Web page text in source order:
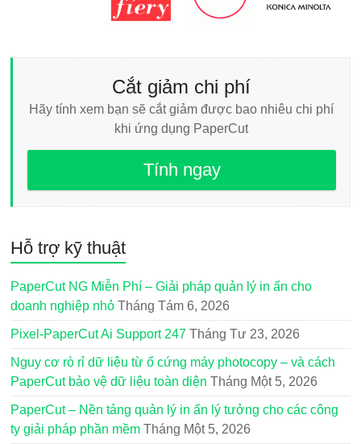
Cắt giảm chi phí
Hãy tính xem bạn sẽ cắt giảm được bao nhiêu chi phí
khi ứng dụng PaperCut
Tính ngay
Hỗ trợ kỹ thuật
PaperCut NG Miễn Phí – Giải pháp quản lý in ấn cho
doanh nghiệp nhỏ Tháng Tám 6, 2026
Pixel-PaperCut Ai Support 247 Tháng Tư 23, 2026
Nguy cơ rò rỉ dữ liệu từ ổ cứng máy photocopy – và cách
PaperCut bảo vệ dữ liệu toàn diện Tháng Một 5, 2026
PaperCut – Nền tảng quản lý in ấn lý tưởng cho các công
ty giải pháp phần mềm Tháng Một 5, 2026